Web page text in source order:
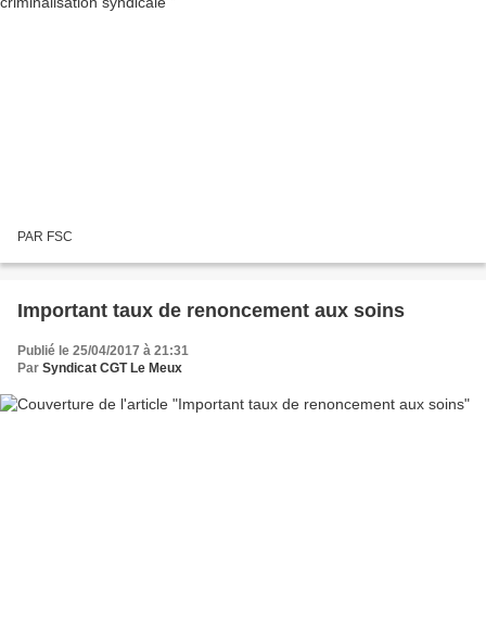
PAR FSC
Important taux de renoncement aux soins
Publié le 25/04/2017 à 21:31
Par Syndicat CGT Le Meux